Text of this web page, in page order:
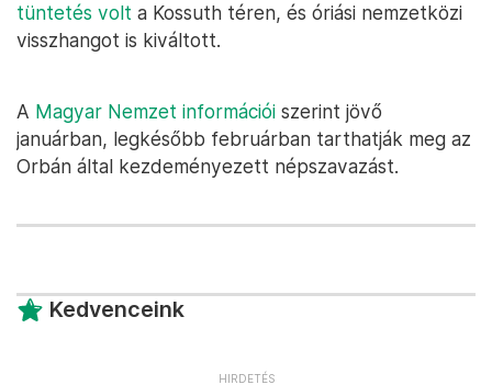
tüntetés volt a Kossuth téren, és óriási nemzetközi
visszhangot is kiváltott.
A Magyar Nemzet információi szerint jövő
januárban, legkésőbb februárban tarthatják meg az
Orbán által kezdeményezett népszavazást.
Kedvenceink